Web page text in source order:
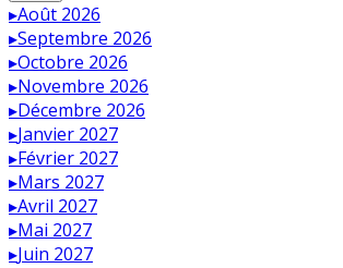
▸Août 2026
▸Septembre 2026
▸Octobre 2026
▸Novembre 2026
▸Décembre 2026
▸Janvier 2027
▸Février 2027
▸Mars 2027
▸Avril 2027
▸Mai 2027
▸Juin 2027